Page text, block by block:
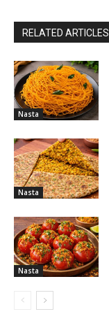
RELATED ARTICLES
Nasta
Nasta
Nasta